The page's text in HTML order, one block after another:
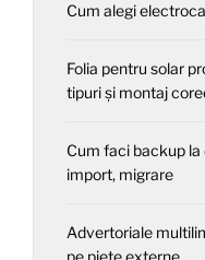
Cum alegi
Folia pentru solar
tipuri și montaj
Cum faci backup
import, migrare
Advertoriale